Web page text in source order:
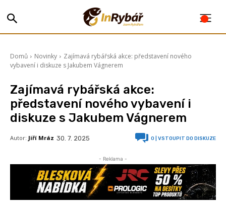
Domů Novinky
Zajímavá rybářská akce: představení nového
vybavení i diskuze s Jakubem Vágnerem
Zajímavá rybářská akce:
představení nového vybavení i
diskuze s Jakubem Vágnerem
Autor: Jiří Mráz 30. 7. 2025 0 | VSTOUPIT DO DISKUZE
- Reklama -